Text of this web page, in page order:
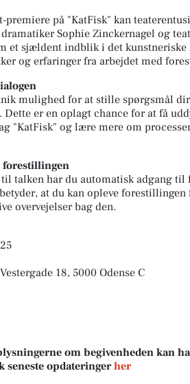
premiere på "KatFisk" kan
Sophie Zinckernagel og
et sjældent indblik i det
og erfaringer fra arbejdet med
mulighed for at stille spørgsmål
Dette er en oplagt chance for at få
"KatFisk" og lære mere om
talken har du automatisk adgang
at du kan opleve forestillingen
overvejelser bag den.
18, 5000 Odense C
om begivenheden kan
seneste opdateringerher